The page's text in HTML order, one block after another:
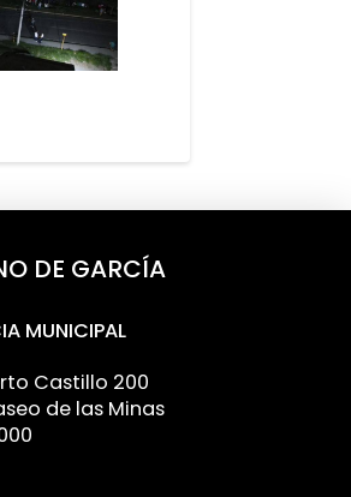
DE GARCÍA
MUNICIPAL
Castillo 200
de las Minas